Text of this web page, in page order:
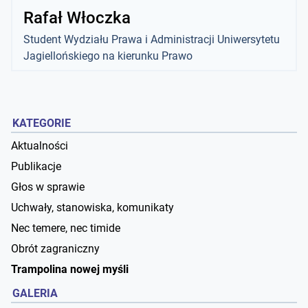
Rafał Włoczka
Student Wydziału Prawa i Administracji Uniwersytetu
Jagiellońskiego na kierunku Prawo
KATEGORIE
Aktualności
Publikacje
Głos w sprawie
Uchwały, stanowiska, komunikaty
Nec temere, nec timide
Obrót zagraniczny
Trampolina nowej myśli
GALERIA